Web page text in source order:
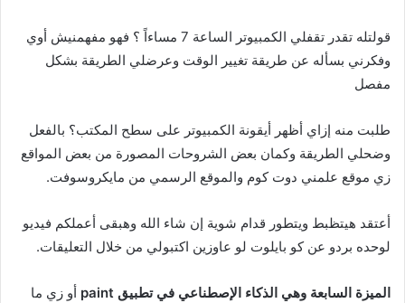
قولتله تقدر تقفلي الكمبيوتر الساعة 7 مساءاً ؟
فهو مفهمنيش أوي
وفكرني بسأله عن طريقة تغيير الوقت وعرضلي الطريقة بشكل
مفصل
طلبت منه إزاي أظهر أيقونة الكمبيوتر على سطح المكتب؟ بالفعل
وضحلي الطريقة وكمان بعض الشروحات المصورة من بعض المواقع
زي موقع علمني دوت كوم والموقع الرسمي من مايكروسوفت.
أعتقد هيتظبط ويتطور قدام شوية إن شاء الله وهبقى أعملكم فيديو
لوحده بردو عن كو بايلوت لو عاوزين اكتبولي من خلال التعليقات.
الميزة السابعة وهي الذكاء الإصطناعي في تطبيق paint أو زي ما